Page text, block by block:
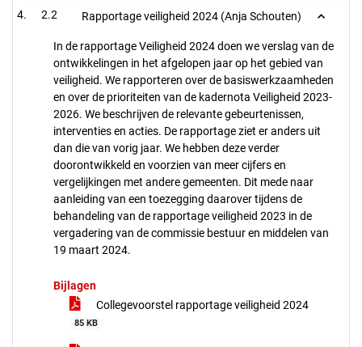
2.2 Rapportage veiligheid 2024 (Anja Schouten)
In de rapportage Veiligheid 2024 doen we verslag van de
ontwikkelingen in het afgelopen jaar op het gebied van
veiligheid. We rapporteren over de basiswerkzaamheden
en over de prioriteiten van de kadernota Veiligheid 2023-
2026. We beschrijven de relevante gebeurtenissen,
interventies en acties. De rapportage ziet er anders uit
dan die van vorig jaar. We hebben deze verder
doorontwikkeld en voorzien van meer cijfers en
vergelijkingen met andere gemeenten. Dit mede naar
aanleiding van een toezegging daarover tijdens de
behandeling van de rapportage veiligheid 2023 in de
vergadering van de commissie bestuur en middelen van
19 maart 2024.
Bijlagen
Collegevoorstel rapportage veiligheid 2024
85 KB